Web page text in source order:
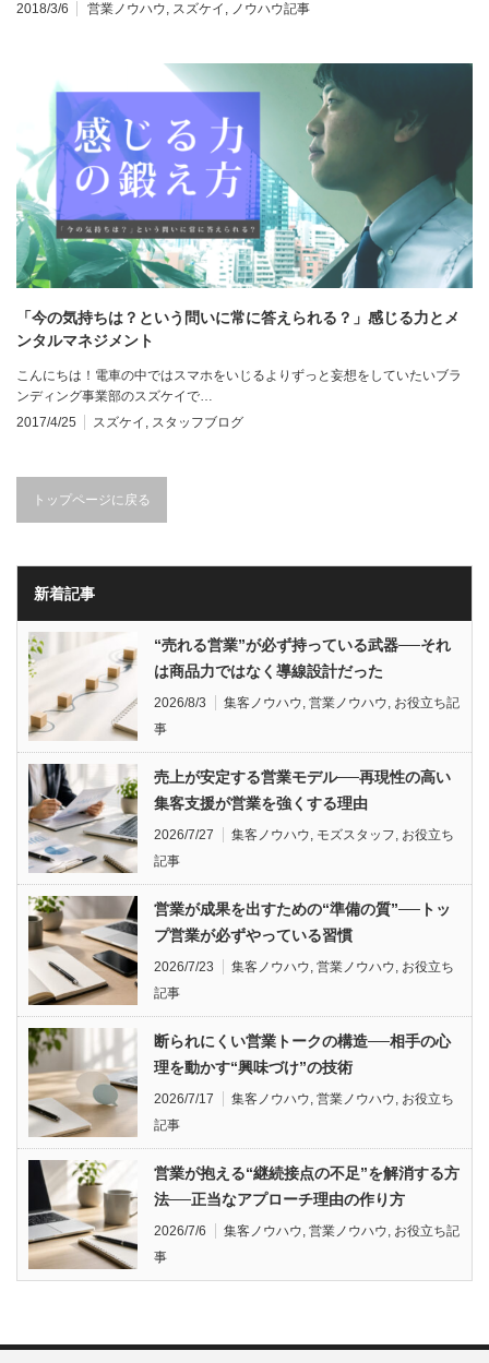
2018/3/6 営業ノウハウ, スズケイ , ノウハウ記事
「今の気持ちは？という問いに常に答えられる？」感じる力とメ
ンタルマネジメント
こんにちは！電車の中ではスマホをいじるよりずっと妄想をしていたいブラ
ンディング事業部のスズケイで…
2017/4/25
スズケイ スタッフブログ
トップページに戻る
新着記事
“売れる営業”が必ず持っている武器──それ
は商品力ではなく導線設計だった
2026/8/3 集客ノウハウ 営業ノウハウ お役立ち記
事
売上が安定する営業モデル──再現性の高い
集客支援が営業を強くする理由
2026/7/27 集客ノウハウ モズスタッフ お役立ち
記事
営業が成果を出すための“準備の質”──トッ
プ営業が必ずやっている習慣
2026/7/23 集客ノウハウ 営業ノウハウ お役立ち
記事
断られにくい営業トークの構造──相手の心
理を動かす“興味づけ”の技術
2026/7/17 集客ノウハウ 営業ノウハウ お役立ち
記事
営業が抱える“継続接点の不足”を解消する方
法──正当なアプローチ理由の作り方
2026/7/6 集客ノウハウ 営業ノウハウ お役立ち記
事